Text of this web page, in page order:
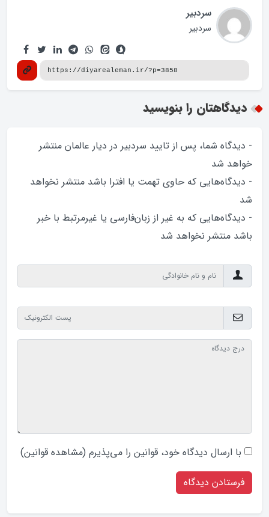
سردبیر
سردبیر
دیدگاهتان را بنویسید
- دیدگاه شما، پس از تایید سردبیر در دیار عالمان منتشر
خواهد‌ شد
- دیدگاه‌هایی که حاوی تهمت یا افترا باشد منتشر نخواهد‌
شد
- دیدگاه‌هایی که به غیر از زبان‌فارسی یا غیرمرتبط با خبر
باشد منتشر نخواهد‌ شد
با ارسال دیدگاه‌ خود، قوانین را می‌پذیرم (مشاهده قوانین)